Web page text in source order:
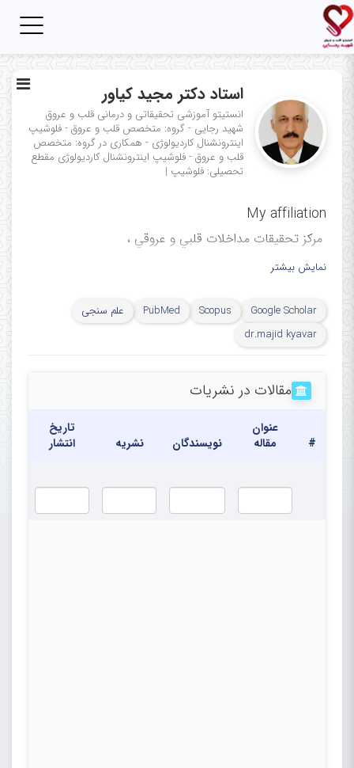
استاد دکتر مجید کیاور
انستیتو آموزشی تحقیقاتی و درمانی قلب و عروق
شهید رجایی - گروه: متخصص قلب و عروق - فلوشیپ
اینترونشنال کاردیولوژی - همکاری در گروه: متخصص
قلب و عروق - فلوشیپ اینترونشنال کاردیولوژی مقطع
تحصیلی: فلوشیپ |
My affiliation
ﻣﺮﻛﺰ ﺗﺤﻘﯿﻘﺎت ﻣﺪاﺧﻼت ﻗﻠﺒﻲ و ﻋﺮوﻗﻲ ،
مرکز آموزشی، تحقیقاتی و درمانی
علوم پزشکی ایران، تهران، ایران
Cardiovascular Intervention Research
Medical and Research Center,
Iran University of
Medical Sciences, Tehran, Iran
نمایش بیشتر
Google Scholar
Scopus
PubMed
علم سنجی
dr.majid kyavar
مقالات در نشریات
#
عنوان
مقاله
نویسندگان نشریه
تاریخ
انتشار